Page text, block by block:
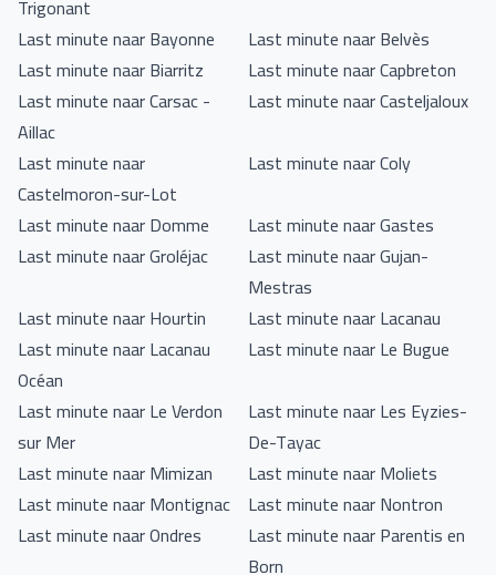
Trigonant
Last minute naar Bayonne
Last minute naar Belvès
Last minute naar Biarritz
Last minute naar Capbreton
Last minute naar Carsac -
Aillac
Last minute naar Casteljaloux
Last minute naar
Castelmoron-sur-Lot
Last minute naar Coly
Last minute naar Domme
Last minute naar Gastes
Last minute naar Groléjac
Last minute naar Gujan-
Mestras
Last minute naar Hourtin
Last minute naar Lacanau
Last minute naar Lacanau
Océan
Last minute naar Le Bugue
Last minute naar Le Verdon
sur Mer
Last minute naar Les Eyzies-
De-Tayac
Last minute naar Mimizan
Last minute naar Moliets
Last minute naar Montignac Last minute naar Nontron
Last minute naar Ondres
Last minute naar Parentis en
Born